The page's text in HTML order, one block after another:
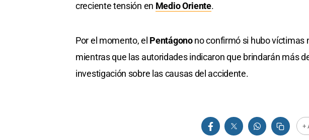
creciente tensión en Medio Oriente.
Por el momento, el Pentágonono confirmó si hubo víctimas
mientras que las autoridades indicaron que brindarán más
investigación sobre las causas del accidente.
+